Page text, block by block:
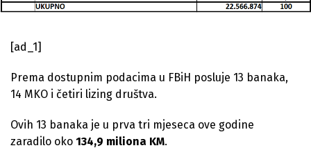
[ad_1]
Prema dostupnim podacima u FBiH posluje 13 banaka,
14 MKO i četiri lizing društva.
Ovih 13 banaka je u prva tri mjeseca ove godine
zaradilo oko 134,9 miliona KM.